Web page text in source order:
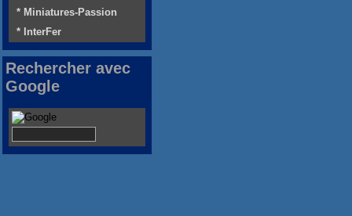
* Miniatures-Passion
* InterFer
Rechercher avec
Google